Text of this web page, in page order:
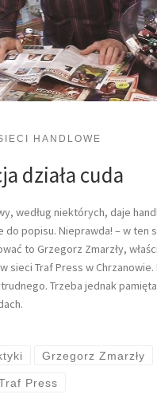
HANDLOWE
działa cuda
według niektórych, daje
do popisu. Nieprawda! – w ten
to Grzegorz Zmarzły,
sieci Traf Press w Chrzanowie.
Trzeba jednak
Grzegorz Zmarzły
Press